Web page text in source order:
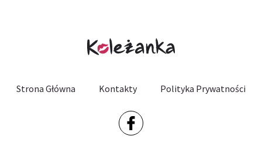
Strona Główna Kontakty Polityka Prywatności